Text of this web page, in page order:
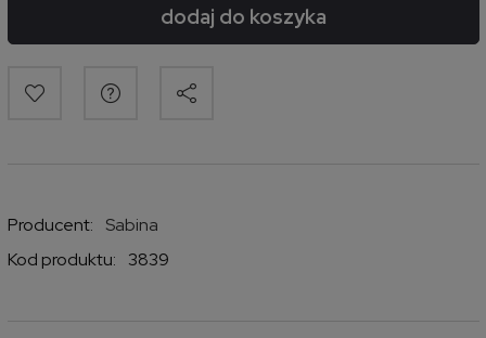
dodaj do koszyka
Producent:
Sabina
Kod produktu:
3839